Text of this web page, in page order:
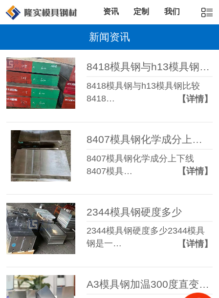
资讯 定制 我们
新闻资讯
8418模具钢与h13模具钢比较
8418模具钢与h13模具钢比较
8418…
【详情】
8407模具钢化学成分上下线
8407模具钢化学成分上下线
8407模具…
【详情】
2344模具钢硬度多少
2344模具钢硬度多少2344模具
钢是一…
【详情】
A3模具钢加温300度直变形吗